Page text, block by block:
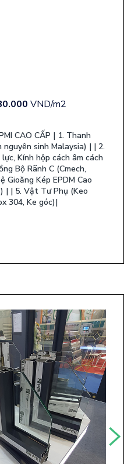
VND/m2
CAO CẤP | 1. Thanh
nguyên sinh Malaysia) | | 2.
Kính hộp cách âm cách
Bộ Rãnh C (Cmech,
Gioăng Kép EPDM Cao
| | 5. Vật Tư Phụ (Keo
304, Ke góc)|